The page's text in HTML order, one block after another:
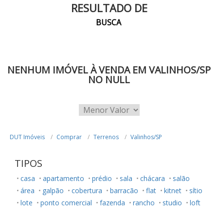
RESULTADO DE
BUSCA
NENHUM IMÓVEL À VENDA EM VALINHOS/SP
NO NULL
DUT Imóveis Comprar Terrenos Valinhos/SP
TIPOS
casa apartamento prédio sala chácara
salão
área
galpão cobertura barracão flat kitnet
sítio
lote
ponto comercial fazenda rancho studio loft